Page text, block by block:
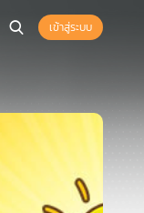
เข้าสู่ระบบ